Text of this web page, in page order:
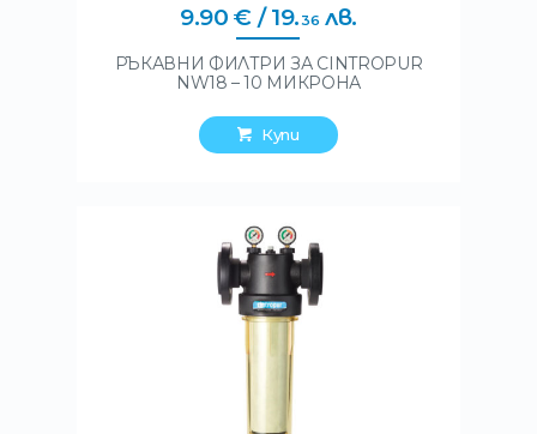
9.90 €/ 19.36 лв.
РЪКАВНИ ФИЛТРИ ЗА CINTROPUR
NW18 – 10 МИКРОНА
Купи